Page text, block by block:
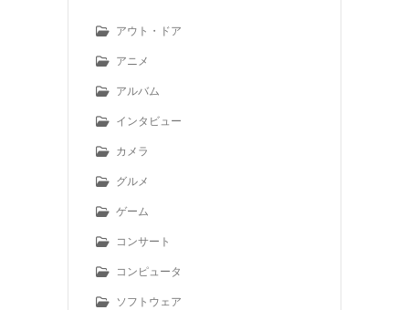
アウト・ドア
アニメ
アルバム
インタビュー
カメラ
グルメ
ゲーム
コンサート
コンピュータ
ソフトウェア